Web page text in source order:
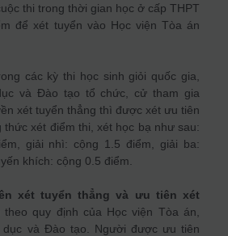
thi trong thời gian học ở cấp THPT
để xét tuyển vào Học viện Tòa án
các kỳ thi học sinh giỏi quốc gia,
và Đào tạo tổ chức, cử tham gia
xét tuyển thẳng thì được xét ưu tiên
xét điểm thi, xét học bạ như sau:
giải nhì: cộng 1.5 điểm, giải ba:
khích: cộng 0.5 điểm.
xét tuyển thẳng và ưu tiên xét
quy định của Học viện Tòa án,
dục và Đào tạo. Người được ưu tiên